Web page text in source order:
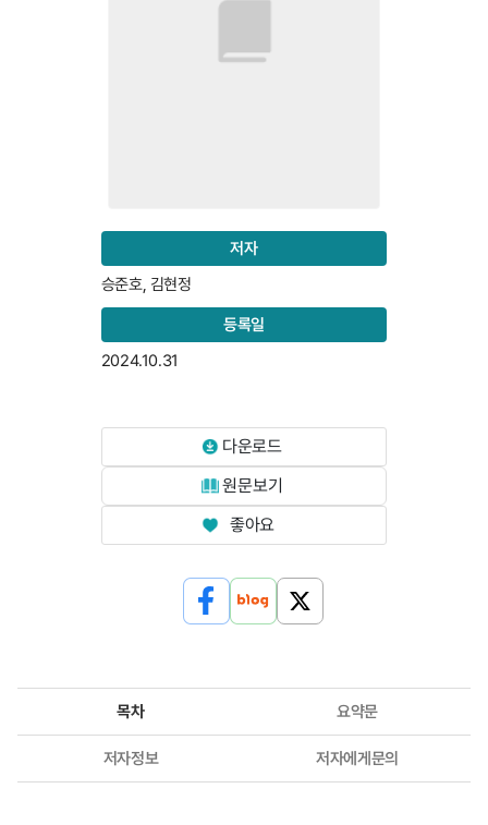
저자
승준호, 김현정
등록일
2024.10.31
다운로드
원문보기
좋아요
목차 요약문
저자정보 저자에게문의